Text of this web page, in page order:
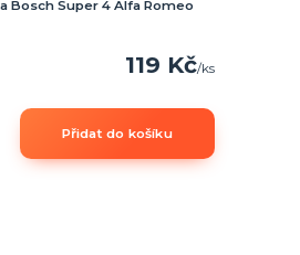
Bosch Super 4 Alfa Romeo
119 Kč/ks
Přidat do košíku